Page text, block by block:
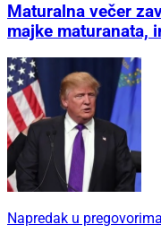
Maturalna večer
majke maturanata,
Napredak u pregovorima